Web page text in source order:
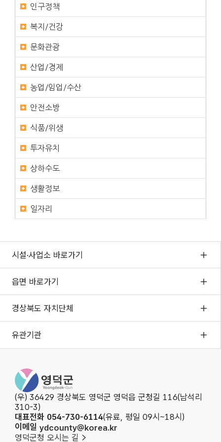
인구정책
복지/건강
문화관광
산업/경제
농업/임업/수산
안전소방
식품/위생
투자유치
상하수도
생활정보
일자리
시설·사업소 바로가기
읍면 바로가기
경상북도 자치단체
유관기관
영덕군청
(우) 36429 경상북도 영덕군 영덕읍 군청길 116(남석리
310-3)
대표전화 054-730-6114(유료, 평일 09시~18시)
이메일 ydcounty@korea.kr
영덕군청 오시는 길